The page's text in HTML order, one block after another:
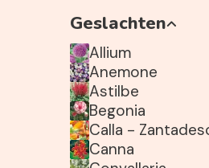
Geslachten
Allium
Anemone
Astilbe
Begonia
Calla -
Canna